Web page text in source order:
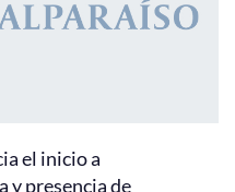
el inicio a
y presencia de